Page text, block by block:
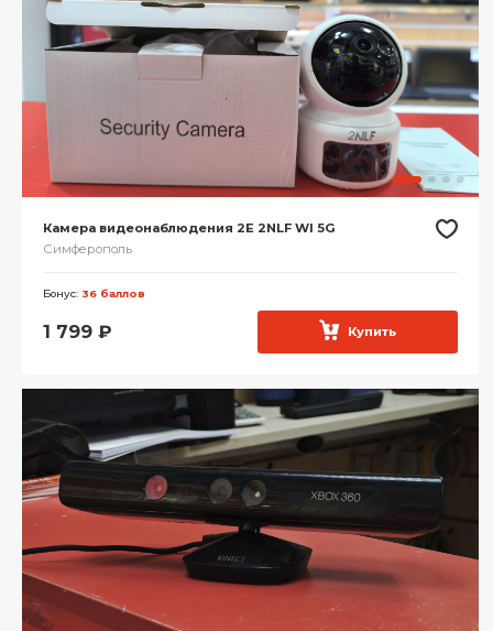
Камера видеонаблюдения 2E 2NLF WI 5G
Симферополь
Бонус: 36 баллов
1 799 ₽ Купить